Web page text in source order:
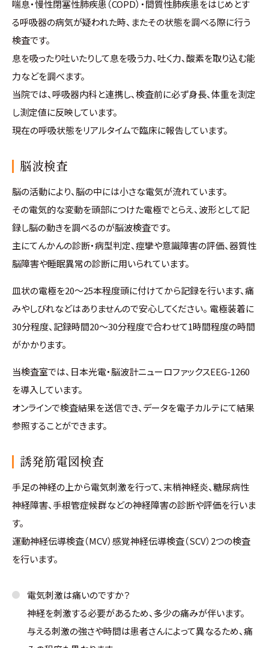
喘息・慢性閉塞性肺疾患（COPD）・間質性肺疾患をはじめとす
る呼吸器の病気が疑われた時、またその状態を調べる際に行う
検査です。
息を吸ったり吐いたりして息を吸う力、吐く力、酸素を取り込む能
力などを調べます。
当院では、呼吸器内科と連携し、検査前に必ず身長、体重を測定
し測定値に反映しています。
現在の呼吸状態をリアルタイムで臨床に報告しています。
脳波検査
脳の活動により、脳の中には小さな電気が流れています。
その電気的な変動を頭部につけた電極でとらえ、波形として記
録し脳の動きを調べるのが脳波検査です。
主にてんかんの診断・病型判定、痙攣や意識障害の評価、器質性
脳障害や睡眠異常の診断に用いられています。
皿状の電極を20～25本程度頭に付けてから記録を行います、痛
みやしびれなどはありませんので安心してください。 電極装着に
30分程度、記録時間20～30分程度で合わせて1時間程度の時間
がかかります。
当検査室では、日本光電・脳波計ニューロファックスEEG-1260
を導入しています。
オンラインで検査結果を送信でき、データを電子カルテにて結果
参照することができます。
誘発筋電図検査
手足の神経の上から電気刺激を行って、末梢神経炎、糖尿病性
神経障害、手根管症候群などの神経障害の診断や評価を行いま
す。
運動神経伝導検査（MCV）感覚神経伝導検査（SCV）2つの検査
を行います。
電気刺激は痛いのですか？
神経を刺激する必要があるため、多少の痛みが伴います。
与える刺激の強さや時間は患者さんによって異なるため、痛